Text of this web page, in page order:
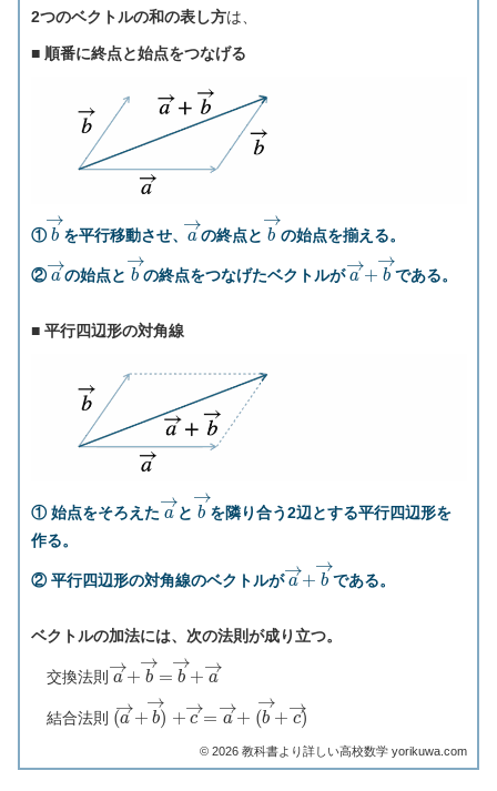
2つのベクトルの和の表し方は、
■ 順番に終点と始点をつなげる
①b→
を平行移動させ、 a→
の終点とb→
の始点を揃える。
②a→
の始点とb→
の終点をつなげたベクトルがa→+b→
である。
■ 平行四辺形の対角線
① 始点をそろえた a→
とb→
を隣り合う2辺とする平行四辺形を
作る。
② 平行四辺形の対角線のベクトルがa→+b→
である。
ベクトルの加法には、次の法則が成り立つ。
交換法則 a→+b →= b →+
結合法則 (a→+b →)+ →= →+
(b→+c →)
©︎ 2026 教科書より詳しい高校数学 yorikuwa.com